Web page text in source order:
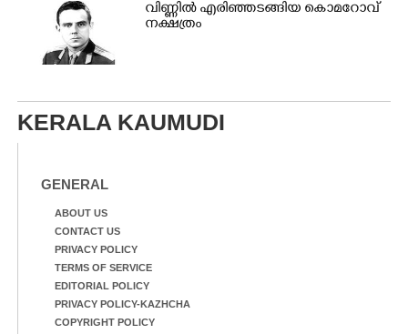
വി​ണ്ണി​ൽ​ ​എ​രി​ഞ്ഞ​ട​ങ്ങിയ കൊ​മ​റോ​വ് ​
ന​ക്ഷ​ത്രം
KERALA KAUMUDI
GENERAL
ABOUT US
CONTACT US
PRIVACY POLICY
TERMS OF SERVICE
EDITORIAL POLICY
PRIVACY POLICY-KAZHCHA
COPYRIGHT POLICY